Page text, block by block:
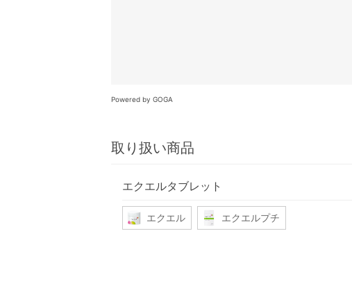
Powered by GOGA
取り扱い商品
エクエルタブレット
エクエル エクエルプチ